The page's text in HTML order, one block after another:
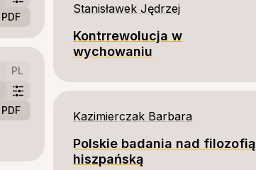
PDF
PL
PDF
Stanisławek Jędrzej
Kontrrewolucja w
wychowaniu
Kazimierczak Barbara
Polskie badania nad filozofią
hiszpańską